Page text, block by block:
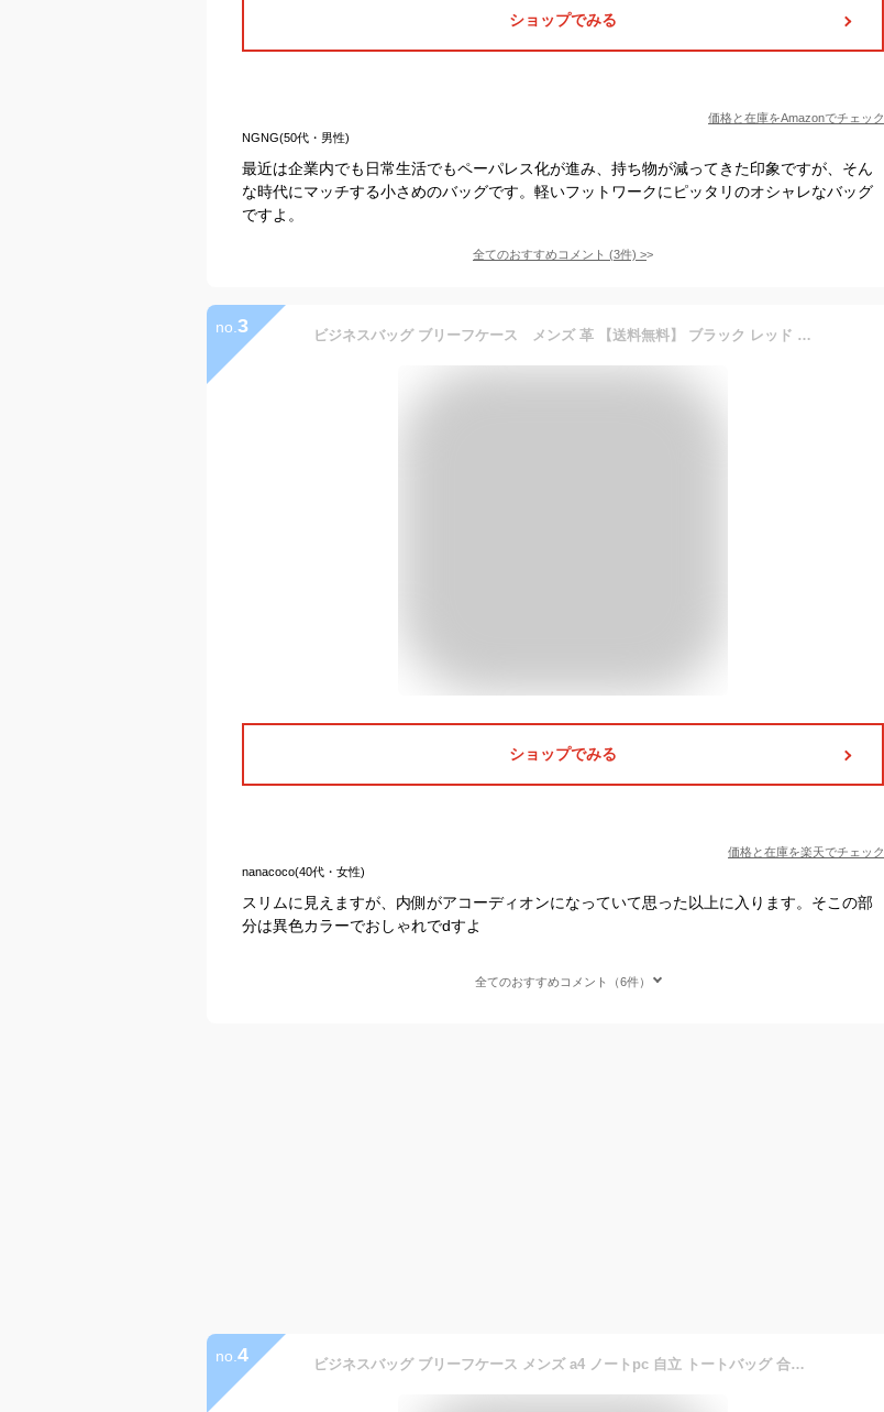
ショップでみる
価格と在庫をAmazonでチェック
NGNG(50代・男性)
最近は企業内でも日常生活でもペーパレス化が進み、持ち物が減ってきた印象ですが、そん
な時代にマッチする小さめのバッグです。軽いフットワークにピッタリのオシャレなバッグ
ですよ。
全てのおすすめコメント (3件) >
no. 3 ビジネスバッグ ブリーフケース メンズ 革 【送料無料】 ブラック レッド ブラウン オレンジ キャメル ホワイト
ショップでみる
価格と在庫を楽天でチェック
nanacoco(40代・女性)
スリムに見えますが、内側がアコーディオンになっていて思った以上に入ります。そこの部
分は異色カラーでおしゃれでdすよ
全てのおすすめコメント（6件）
no. 4 ビジネスバッグ ブリーフケース メンズ a4 ノートpc 自立 トートバッグ 合皮 革 レザー おしゃれ シンプル 通勤 出張 軽量 大容量 仕事 バッグ 鞄 ビジネス オフィスカジュアル ビジカジ レジスタ REGiSTA